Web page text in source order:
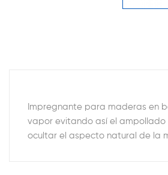
Impregnante para maderas en
vapor evitando así el ampollado
ocultar el aspecto natural de la